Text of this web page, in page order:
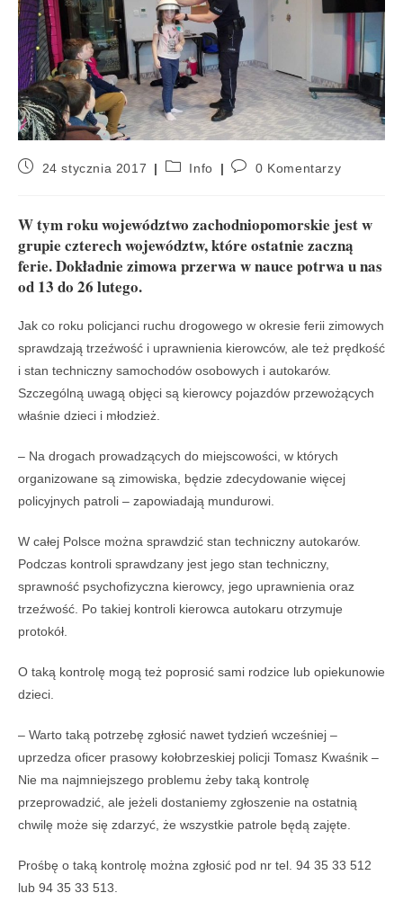
24 stycznia 2017 Info 0 Komentarzy
W tym roku województwo zachodniopomorskie jest w
grupie czterech województw, które ostatnie zaczną
ferie. Dokładnie zimowa przerwa w nauce potrwa u nas
od 13 do 26 lutego.
Jak co roku policjanci ruchu drogowego w okresie ferii zimowych
sprawdzają trzeźwość i uprawnienia kierowców, ale też prędkość
i stan techniczny samochodów osobowych i autokarów.
Szczególną uwagą objęci są kierowcy pojazdów przewożących
właśnie dzieci i młodzież.
– Na drogach prowadzących do miejscowości, w których
organizowane są zimowiska, będzie zdecydowanie więcej
policyjnych patroli – zapowiadają mundurowi.
W całej Polsce można sprawdzić stan techniczny autokarów.
Podczas kontroli sprawdzany jest jego stan techniczny,
sprawność psychofizyczna kierowcy, jego uprawnienia oraz
trzeźwość. Po takiej kontroli kierowca autokaru otrzymuje
protokół.
O taką kontrolę mogą też poprosić sami rodzice lub opiekunowie
dzieci.
– Warto taką potrzebę zgłosić nawet tydzień wcześniej –
uprzedza oficer prasowy kołobrzeskiej policji Tomasz Kwaśnik –
Nie ma najmniejszego problemu żeby taką kontrolę
przeprowadzić, ale jeżeli dostaniemy zgłoszenie na ostatnią
chwilę może się zdarzyć, że wszystkie patrole będą zajęte.
Prośbę o taką kontrolę można zgłosić pod nr tel. 94 35 33 512
lub 94 35 33 513.